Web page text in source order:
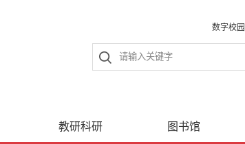
数字校园
教研科研 图书馆